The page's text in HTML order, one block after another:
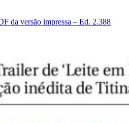
da versão impressa – Ed. 2.388